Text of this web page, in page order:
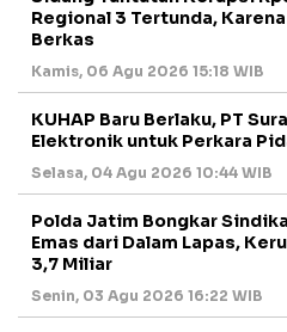
Regional 3 Tertunda,
Berkas
Kamis, 06 Agu 2026 15:18 WIB
KUHAP Baru Berlaku, PT
Elektronik untuk Perkara
Selasa, 04 Agu 2026 10:44 WIB
Polda Jatim Bongkar
Emas dari Dalam Lapas,
3,7 Miliar
Senin, 03 Agu 2026 16:22 WIB